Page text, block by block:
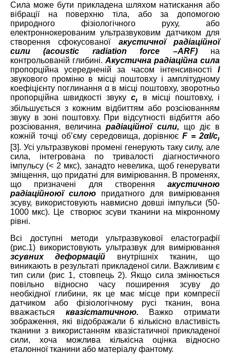
Сила може бути прикладена шляхом натискання або
вібрації на поверхню тіла, або за допомогою
природного фізіологічного руху, або
електроннокерованим ультразвуковим датчиком для
створення сфокусованої акустичної радіаційної
сили (acoustic radiation force –ARF)на
контрольованій глибині. Акустична радіаційна сила
пропорційна усередненій за часом інтенсивності I
звукового проміню в місці поштовху і амплітудному
коефіцієнту поглинання α в місці поштовху, зворотньо
пропорційна швидкості звукуcι в місці поштовху, і
збільшується з кожним відбиттям або розсіюванням
звуку в зоні поштовху. При відсутності відбиття або
розсіювання, величинарадіаційної сили, що діє в
кожній точці об’єму середовища, дорівнюєF = 2αI/cι
[3]. Усі ультразвукові промені генерують таку силу, але
сила, інтегрована по тривалості діагностичного
імпульсу (< 2 мкс), занадто невелика, щоб генерувати
зміщення, що придатні для вимірювання. В променях,
що призначені для створення акустичною
радіаційноюї силою придатного для вимірювання
зcуву, використовують навмисно довші імпульси (50-
1000 мкс). Це створює зсуви тканини на мікронному
рівні.
Всі доступні методи ультразвукової еластографії
(рис.1) використовують ультразвук для вимірювання
зсувних деформацій внутрішніх тканин, що
виникають в результаті прикладеної сили. Важливим є
тип сили (рис 1, стовпець 2). Якщо сила змінюється
повільно відносно часу поширення зсуву до
необхідної глибини, як це має місце при компресії
датчиком або фізіологічному русі тканин, вона
вважається квазістатичною. Важко отримати
зображення, які відображали б кількісно властивість
тканини з використанням квазістатичної прикладеної
сили, хоча можлива кількісна оцінка відносно
еталонної тканини або матеріалу фантому.